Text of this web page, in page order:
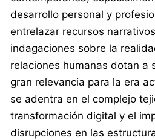
desarrollo personal y
entrelazar recursos
indagaciones sobre la
relaciones humanas dotan a
gran relevancia para la era
se adentra en el complejo
transformación digital y el
disrupciones en las